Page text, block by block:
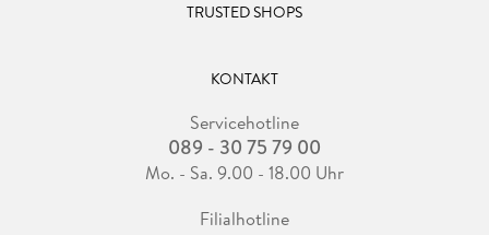
TRUSTED SHOPS
KONTAKT
Servicehotline
089 - 30 75 79 00
Mo. - Sa. 9.00 - 18.00 Uhr
Filialhotline